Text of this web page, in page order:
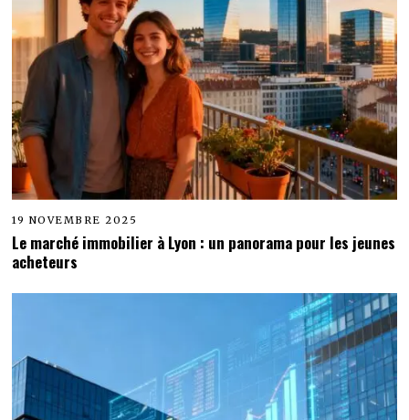
19 NOVEMBRE 2025
Le marché immobilier à Lyon : un panorama pour les jeunes
acheteurs